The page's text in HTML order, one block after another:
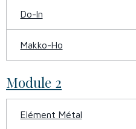
Do-In
Makko-Ho
Module 2
Elément Métal